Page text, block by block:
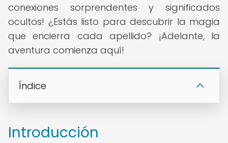
conexiones sorprendentes y significados
ocultos! ¿Estás listo para descubrir la magia
que encierra cada apellido? ¡Adelante, la
aventura comienza aquí!
Índice
Introducción